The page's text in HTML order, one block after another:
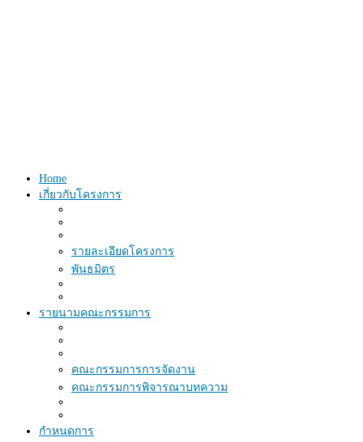
Home
เกี่ยวกับโครงการ
รายละเอียดโครงการ
พันธมิตร
รายนามคณะกรรมการ
คณะกรรมการการจัดงาน
คณะกรรมการพิจารณาบทความ
กำหนดการ